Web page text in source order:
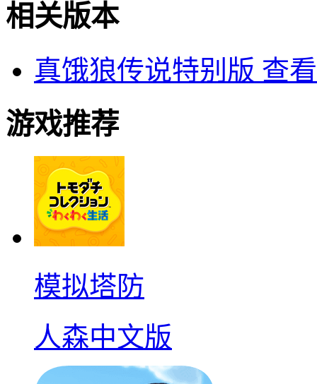
相关版本
真饿狼传说特别版 查
游戏推荐
模拟塔防
人森中文版